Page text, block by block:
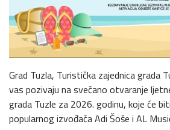
Grad Tuzla, Turistička zajednica grada
vas pozivaju na svečano otvaranje
grada Tuzle za 2026. godinu, koje će
popularnog izvođača Adi Šoše i AL